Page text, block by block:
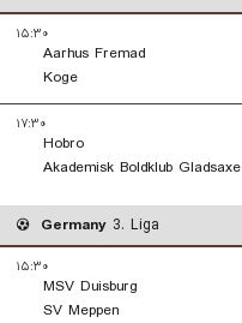
۱۵:۳۰
Aarhus Fremad
Koge
۱۷:۳۰
Hobro
Akademisk Boldklub Gladsaxe
Germany 3. Liga
۱۵:۳۰
MSV Duisburg
SV Meppen